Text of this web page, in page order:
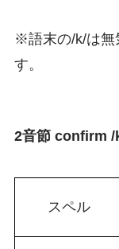
※語末の/k/は無
す。
2音節 confirm /
スペル